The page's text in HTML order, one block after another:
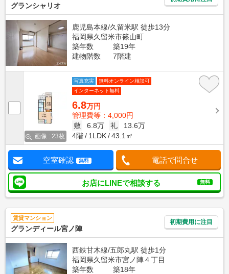
グランシャリオ
鹿児島本線/久留米駅 徒歩13分
福岡県久留米市篠山町
築年数
築19年
建物階数
7階建
画像 : 23枚
写真充実
無料オンライン相談可
インターネット無料
6.8万円
管理費等：4,000円
敷
6.8万 礼
13.6万
4階
1LDK 43.1㎡
空室確認 無料 電話で問合せ
お店にLINEで相談する 無料
賃貸マンション
グランディール宮ノ陣
初期費用に注目
西鉄甘木線/五郎丸駅 徒歩1分
福岡県久留米市宮ノ陣４丁目
築年数
築18年